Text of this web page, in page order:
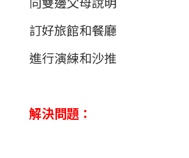
訂好旅館和餐廳
進行演練和沙推
解決問題：